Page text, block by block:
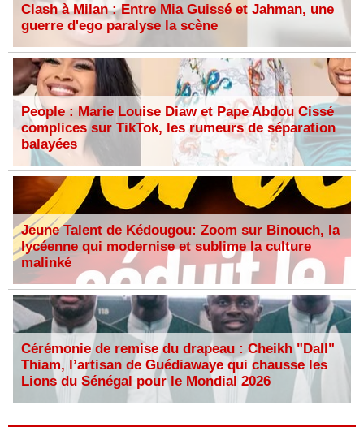
Clash à Milan : Entre Mia Guissé et Jahman, une
guerre d'ego paralyse la scène
People : Marie Louise Diaw et Pape Abdou Cissé
complices sur TikTok, les rumeurs de séparation
balayées
Jeune Talent de Kédougou: Zoom sur Binouch, la
lycéenne qui modernise et sublime la culture
malinké
Cérémonie de remise du drapeau : Cheikh "Dall"
Thiam, l’artisan de Guédiawaye qui chausse les
Lions du Sénégal pour le Mondial 2026